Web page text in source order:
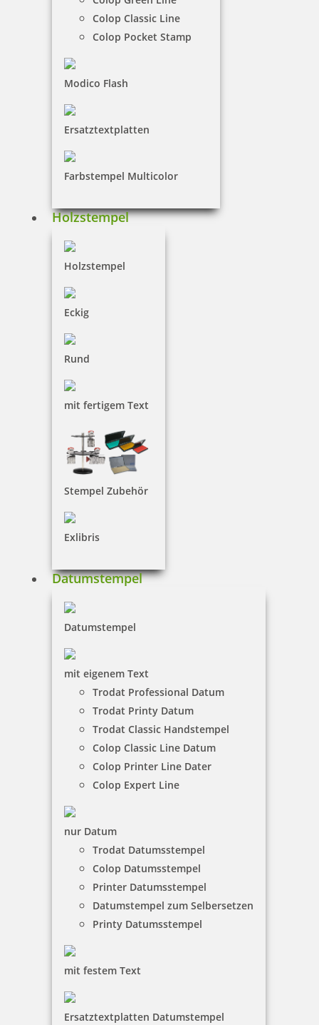
Colop Classic Line
Colop Pocket Stamp
Modico Flash
Ersatztextplatten
Farbstempel Multicolor
Holzstempel
Holzstempel
Eckig
Rund
mit fertigem Text
Stempel Zubehör
Exlibris
Datumstempel
Datumstempel
mit eigenem Text
Trodat Professional Datum
Trodat Printy Datum
Trodat Classic Handstempel
Colop Classic Line Datum
Colop Printer Line Dater
Colop Expert Line
nur Datum
Trodat Datumsstempel
Colop Datumsstempel
Printer Datumsstempel
Datumstempel zum Selbersetzen
Printy Datumsstempel
mit festem Text
Ersatztextplatten Datumstempel
18,97 €
Gestaltung erst abschließen
Preis pro Stück zzgl. 19 % Mwst.exkl. Versandkosten
Lieferzeit 1-2 Werktage
selbst gestalten
gestalten lassen
Vorlagen
Rahmen/Linien
Ihre Vorlagen
Komplettupload
Hilfslinien
Ausrichten
Zeile hinzufügen Zeile entfernen
1:1 Vorschau als PDF
Gestaltung abschließen
Kissenfarbe:
Aktuelle Größe:
Maximalgröße:
Gestaltungsgröße verändern:
Gestaltungsbereich ausfüllen